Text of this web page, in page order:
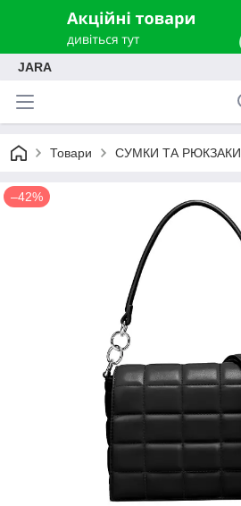
JARA
Товари СУМКИ ТА РЮКЗАКИ
–42%